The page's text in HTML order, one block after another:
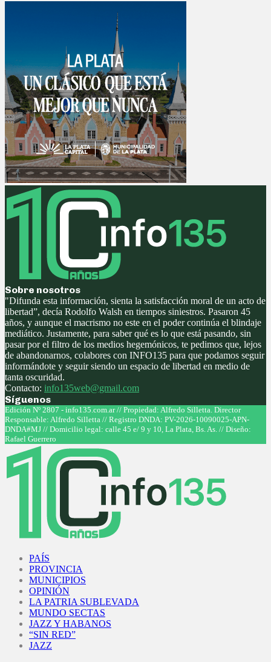
Sobre nosotros
"Difunda esta información, sienta la satisfacción moral de un acto de
libertad”, decía Rodolfo Walsh en tiempos siniestros. Pasaron 45
años, y aunque el macrismo no este en el poder continúa el blindaje
mediático. Justamente, para saber qué es lo que está pasando, sin
pasar por el filtro de los medios hegemónicos, te pedimos que, lejos
de abandonarnos, colabores con INFO135 para que podamos seguir
informándote y seguir siendo un espacio de libertad en medio de
tanta oscuridad.
Contacto: info135web@gmail.com
Síguenos
Facebook
Twitter
Instagram
Youtube
Edición Nº 2807 - info135.com.ar // Propiedad: Alfredo Silletta. Director
Responsable: Alfredo Silletta // Registro DNDA: PV-2026-10090025-APN-
DNDA#MJ // Domicilio legal: calle 45 e/ 9 y 10, La Plata, Bs. As. // Diseño:
Rafael Guerrero
PAÍS
PROVINCIA
MUNICIPIOS
OPINIÓN
LA PATRIA SUBLEVADA
MUNDO SECTAS
JAZZ Y HABANOS
“SIN RED”
JAZZ